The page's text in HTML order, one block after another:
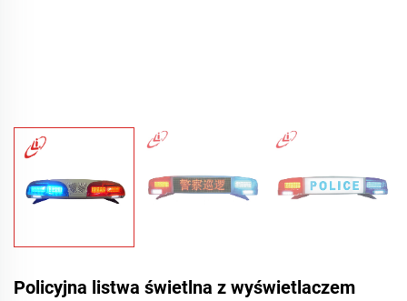
Policyjna listwa świetlna z wyświetlaczem